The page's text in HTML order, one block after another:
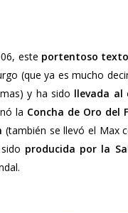
este portentoso
(que ya es mucho
y ha sido llevada al
la Concha de Oro del
(también se llevó el Max
producida por la